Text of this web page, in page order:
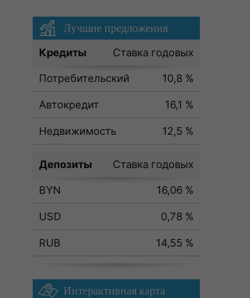
Лучшие предложения
Кредиты
Ставка годовых
Потребительский
10,8 %
Автокредит
16,1 %
Недвижимость
12,5 %
Депозиты
Ставка годовых
BYN
16,06 %
USD
0,78 %
RUB
14,55 %
Интерактивная карта